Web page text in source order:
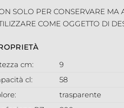
SOLO PER CONSERVARE MA
COME OGGETTO DI
cm:
9
cl:
58
trasparente